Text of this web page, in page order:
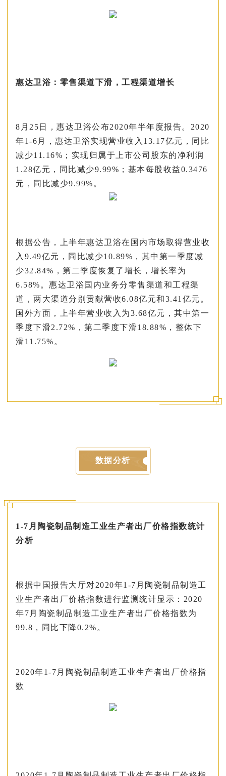
惠达卫浴： 零售渠道下滑，工程渠道增长
8月25日，惠达卫浴公布2020年半年度报告。2020
年1-6月，惠达卫浴实现营业收入13.17亿元，同比
减少11.16%；实现归属于上市公司股东的净利润
1.28亿元，同比减少9.99%；基本每股收益0.3476
元，同比减少9.99%。
根据公告，上半年惠达卫浴在国内市场取得营业收
入9.49亿元，同比减少10.89%，其中第一季度减
少32.84%，第二季度恢复了增长，增长率为
6.58%。惠达卫浴国内业务分零售渠道和工程渠
道，两大渠道分别贡献营收6.08亿元和3.41亿元。
国外方面，上半年营业收入为3.68亿元，其中第一
季度下滑2.72%，第二季度下滑18.88%，整体下
滑11.75%。
数据分析
1-7月陶瓷制品制造工业生产者出厂价格指数统计
分析
根据中国报告大厅对2020年1-7月陶瓷制品制造工
业生产者出厂价格指数进行监测统计显示：2020
年7月陶瓷制品制造工业生产者出厂价格指数为
99.8，同比下降0.2%。
2020年1-7月陶瓷制品制造工业生产者出厂价格指
数